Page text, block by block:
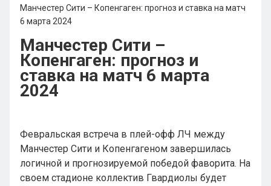
Манчестер Сити – Копенгаген: прогноз и ставка на матч
6 марта 2024
Манчестер Сити –
Копенгаген: прогноз и
ставка на матч 6 марта
2024
Февральская встреча в плей-офф ЛЧ между
Манчестер Сити и Копенгагеном завершилась
логичной и прогнозируемой победой фаворита. На
своем стадионе коллектив Гвардиолы будет